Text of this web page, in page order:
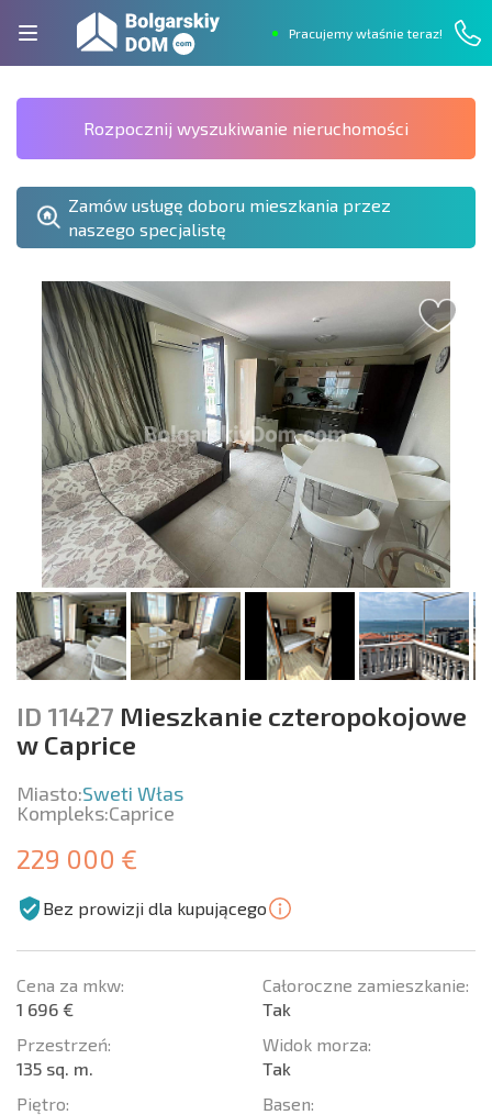
Pracujemy właśnie teraz!
Rozpocznij wyszukiwanie nieruchomości
Zamów usługę doboru mieszkania przez
naszego specjalistę
ID 11427 Mieszkanie czteropokojowe
w Caprice
Miasto:Sweti Włas
Kompleks:Caprice
229 000 €
Bez prowizji dla kupującego
Cena za mkw:
1 696 €
Przestrzeń:
135 sq. m.
Piętro:
Całoroczne zamieszkanie:
Tak
Widok morza:
Tak
Basen: